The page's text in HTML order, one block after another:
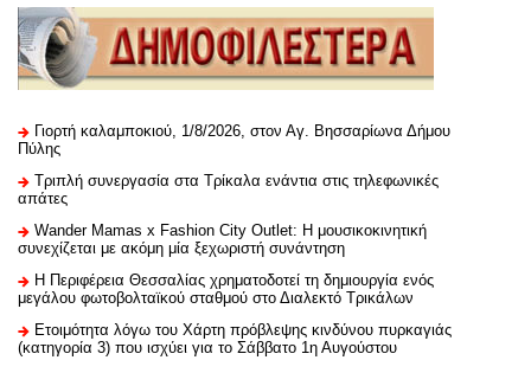
Γιορτή καλαμποκιού, 1/8/2026, στον Αγ. Βησσαρίωνα Δήμου
Πύλης
Τριπλή συνεργασία στα Τρίκαλα ενάντια στις τηλεφωνικές
απάτες
Wander Mamas x Fashion City Outlet: Η μουσικοκινητική
συνεχίζεται με ακόμη μία ξεχωριστή συνάντηση
H Περιφέρεια Θεσσαλίας χρηματοδοτεί τη δημιουργία ενός
μεγάλου φωτοβολταϊκού σταθμού στο Διαλεκτό Τρικάλων
Ετοιμότητα λόγω του Χάρτη πρόβλεψης κινδύνου πυρκαγιάς
(κατηγορία 3) που ισχύει για το Σάββατο 1η Αυγούστου